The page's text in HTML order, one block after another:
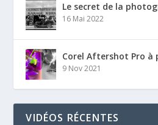
Le secret de la
16 Mai 2022
Corel Aftershot Pro à
9 Nov 2021
VIDÉOS RÉCENTES